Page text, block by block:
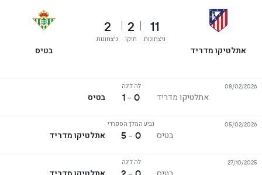
אתלטיקו מדריד
11
ניצחונות
2
תיקו
2
ניצחונות
בטיס
אתלטיקו מדריד
לה ליגה
0 - 1 בטיס
08/02/2026
בטיס
גביע המלך הספרדי
0 - 5 אתלטיקו מדריד
05/02/2026
בטיס
לה ליגה
אתלטיקו מדריד
27/10/2025